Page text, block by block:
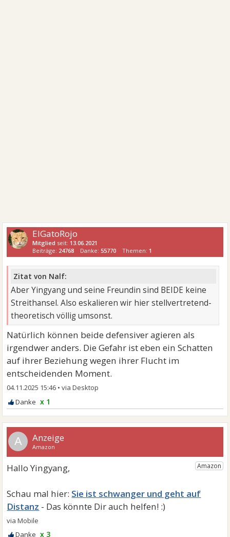
ElGatoRojo
Mitglied seit: 13.06.2021
Beiträge: 24768 Danke:55770 Themen: 1
Zitat von Nalf:
Aber Yingyang und seine Freundin sind BEIDE keine
Streithansel. Also eskalieren wir hier stellvertretend-
theoretisch völlig umsonst.
Natürlich können beide defensiver agieren als
irgendwer anders. Die Gefahr ist eben ein Schatten
auf ihrer Beziehung wegen ihrer Flucht im
entscheidenden Moment.
04.11.2025 15:46 •
x 1
A
Sie ist schwanger und geht auf
Distanz
x 3